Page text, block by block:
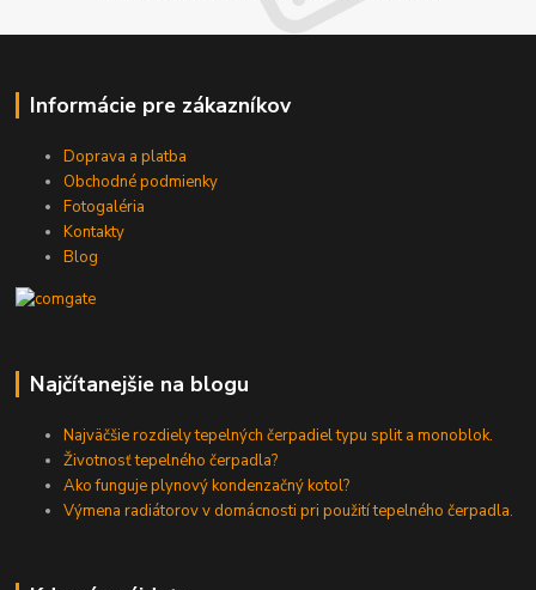
Informácie pre zákazníkov
Doprava a platba
Obchodné podmienky
Fotogaléria
Kontakty
Blog
Najčítanejšie na blogu
Najväčšie rozdiely tepelných čerpadiel typu split a monoblok.
Životnosť tepelného čerpadla?
Ako funguje plynový kondenzačný kotol?
Výmena radiátorov v domácnosti pri použití tepelného čerpadla.